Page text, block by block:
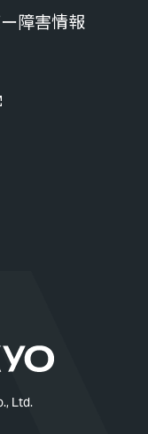
障害情報
Ltd.